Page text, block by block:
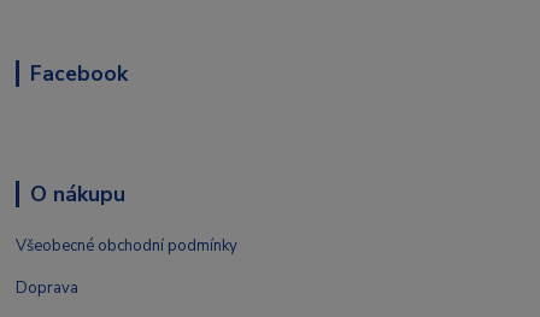
Facebook
O nákupu
Všeobecné obchodní podmínky
Doprava